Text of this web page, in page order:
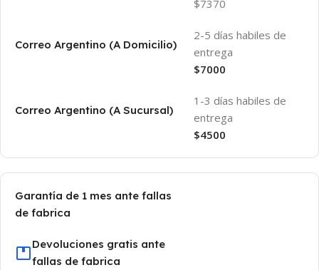
$7370
Correo Argentino (A Domicilio)
2-5 días habiles de
entrega
$7000
Correo Argentino (A Sucursal)
1-3 días habiles de
entrega
$4500
Garantía de 1 mes ante fallas
de fabrica
Devoluciones gratis ante
fallas de fabrica